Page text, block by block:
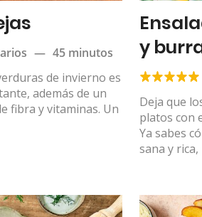
— 45 minutos
de invierno es
además de un
fibra y vitaminas. Un
y
Deja que
platos con
Ya sabes
sana y rica,